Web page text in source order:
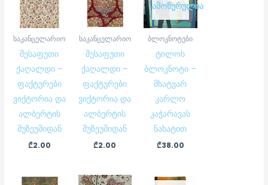
საკანცელარიო
შესაფუთი
ქაღალდი –
ფაქტურები
ვიქტორია და
ალბერტის
მუზეუმიდან
₾2.00
საკანცელარიო
შესაფუთი
ქაღალდი –
ფაქტურები
ვიქტორია და
ალბერტის
მუზეუმიდან
₾2.00
ᲐᲛᲝᲬᲣᲠᲣᲚᲘᲐ
ბლოკნოტები
ტილოს
ბლოკნოტი –
მხატვარ
კარლო
კაჭარავას
ნახატით
₾38.00